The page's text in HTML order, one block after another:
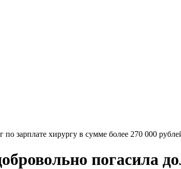
зарплате хирургу в сумме более 270 000
погасила